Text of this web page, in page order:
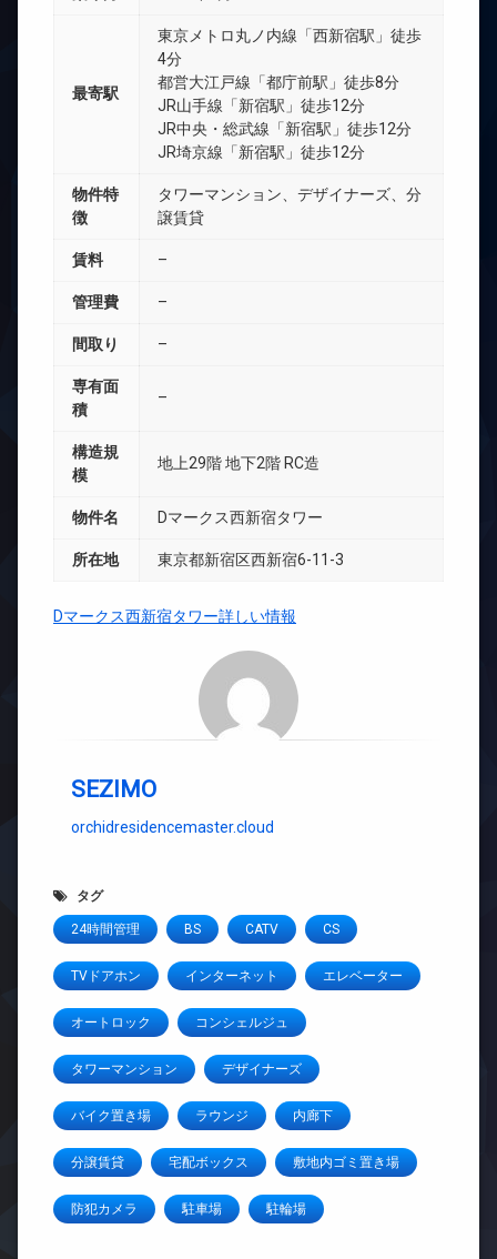
最寄駅
東京メトロ丸ノ内線「西新宿駅」徒歩
4分
都営大江戸線「都庁前駅」徒歩8分
JR山手線「新宿駅」徒歩12分
JR中央・総武線「新宿駅」徒歩12分
JR埼京線「新宿駅」徒歩12分
物件特
徴
タワーマンション、デザイナーズ、分
譲賃貸
賃料 –
管理費 –
間取り –
専有面
積
–
構造規
模
地上29階 地下2階 RC造
物件名 Dマークス西新宿タワー
所在地 東京都新宿区西新宿6-11-3
Dマークス西新宿タワー詳しい情報
SEZIMO
orchidresidencemaster.cloud
タグ
24時間管理 BS CATV CS
TVドアホン インターネット エレベーター
オートロック コンシェルジュ
タワーマンション デザイナーズ
バイク置き場 ラウンジ 内廊下
分譲賃貸 宅配ボックス 敷地内ゴミ置き場
防犯カメラ 駐車場 駐輪場